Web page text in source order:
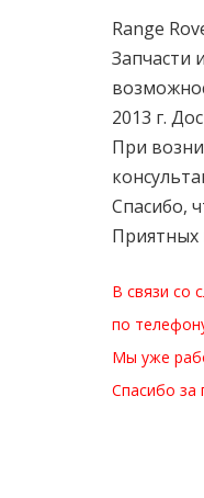
Range
Запчасти
2013 г.
При
Спасибо,
Приятных
В связи со
по
Мы уже
Спасибо за